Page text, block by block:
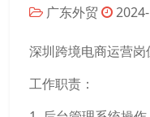
广东外贸
深圳跨境电商运营岗
工作职责：